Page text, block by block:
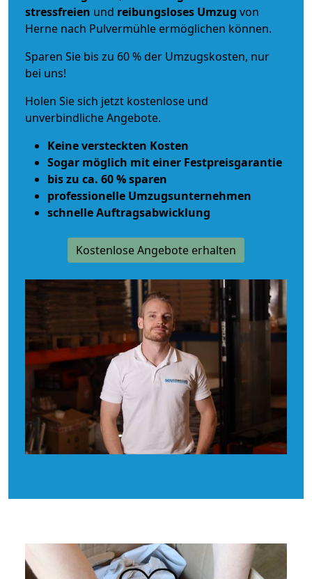
stressfreien und reibungsloses Umzug von
Herne nach Pulvermühle ermöglichen können.
Sparen Sie bis zu 60 % der Umzugskosten, nur
bei uns!
Holen Sie sich jetzt kostenlose und
unverbindliche Angebote.
Keine versteckten Kosten
Sogar möglich mit einer Festpreisgarantie
bis zu ca. 60 % sparen
professionelle Umzugsunternehmen
schnelle Auftragsabwicklung
Kostenlose Angebote erhalten